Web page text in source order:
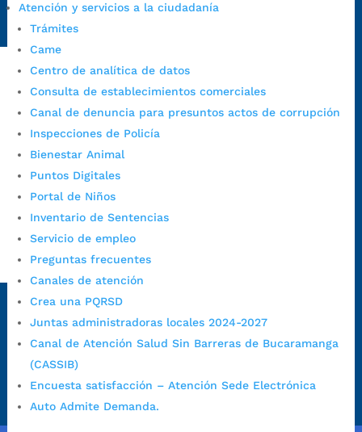
Atención y servicios a la ciudadanía
Trámites
Came
Centro de analítica de datos
Consulta de establecimientos comerciales
Canal de denuncia para presuntos actos de corrupción
Inspecciones de Policía
Bienestar Animal
Puntos Digitales
Portal de Niños
Inventario de Sentencias
Servicio de empleo
Preguntas frecuentes
Canales de atención
Crea una PQRSD
Juntas administradoras locales 2024-2027
Canal de Atención Salud Sin Barreras de Bucaramanga
(CASSIB)
Encuesta satisfacción – Atención Sede Electrónica
Auto Admite Demanda.
https://www.bucaramanga.gov.co/gobierno-ciudadanos-
1/secretarias/oficina-de-control-interno-disciplinario/
Alcaldía de Bucaramanga
@AlcaldíaBGA
Alcaldía de Bucaramanga
PrensaBucaramanga
de Tratamiento de Datos Personales
condiciones de uso|Política editorial|
comunicaciones|Política de derechos de autor|Política
de Seguridad de la Información
web
Mapa del sitio